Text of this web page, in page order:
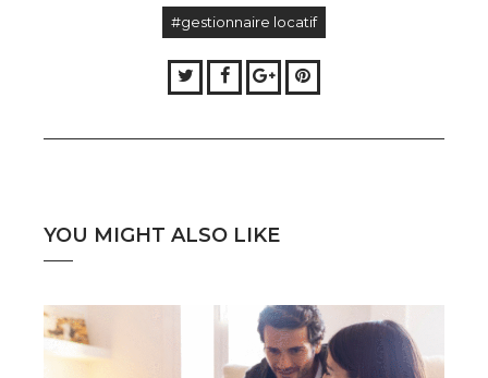
#gestionnaire locatif
TwitterFacebook
Google+Pinterest
YOU MIGHT ALSO LIKE